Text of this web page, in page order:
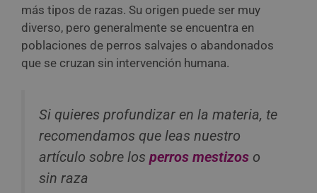
más tipos de razas. Su origen puede ser muy
diverso, pero generalmente se encuentra en
poblaciones de perros salvajes o abandonados
que se cruzan sin intervención humana.
Si quieres profundizar en la materia, te
recomendamos que leas nuestro
artículo sobre los perros mestizos o
sin raza